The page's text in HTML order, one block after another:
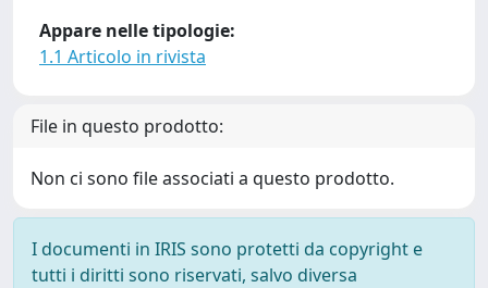
Appare nelle tipologie:
1.1 Articolo in rivista
File in questo prodotto:
Non ci sono file associati a questo prodotto.
I documenti in IRIS sono protetti da copyright e
tutti i diritti sono riservati, salvo diversa